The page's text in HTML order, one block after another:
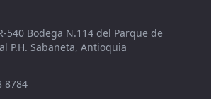
540 Bodega N.114 del Parque de
P.H. Sabaneta, Antioquia
8784